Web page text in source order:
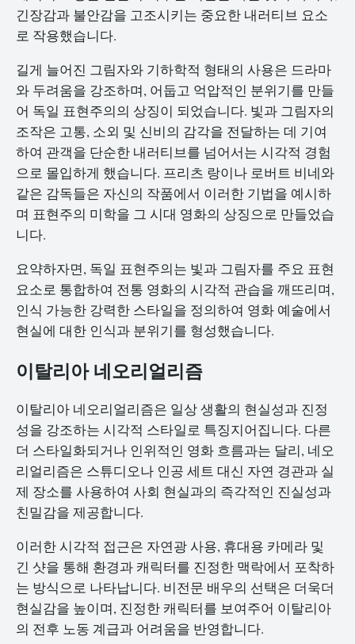
긴장감과 불안감을 고조시키는 중요한 내러티브 요소
로 작용했습니다.
길게 늘어진 그림자와 기하학적 형태의 사용은 드라마
와 두려움을 강조하며, 어둡고 억압적인 분위기를 만들
어 독일 표현주의의 상징이 되었습니다. 빛과 그림자의
조작은 고통, 소외 및 신비의 감각을 전달하는 데 기여
하여 관객을 단순한 내러티브를 넘어서는 시각적 경험
으로 몰입하게 했습니다. 프리츠 랑이나 로버트 비네와
같은 감독들은 자신의 작품에서 이러한 기법을 예시하
며 표현주의 미학을 그 시대 영화의 상징으로 만들었습
니다.
요약하자면, 독일 표현주의는 빛과 그림자를 주요 표현
요소로 통합하여 전통 영화의 시각적 관습을 깨뜨리며,
인식 가능한 강력한 스타일을 정의하여 영화 예술에서
현실에 대한 인식과 분위기를 형성했습니다.
이탈리아 네오리얼리즘
이탈리아 네오리얼리즘은 일상 생활의 현실성과 진정
성을 강조하는 시각적 스타일로 특징지어집니다. 다른
더 스타일화되거나 인위적인 영화 흐름과는 달리, 네오
리얼리즘은 스튜디오나 인공 세트 대신 자연 경관과 실
제 장소를 사용하여 사회 현실과의 즉각적인 진실성과
친밀감을 제공합니다.
이러한 시각적 접근은 자연광 사용, 휴대용 카메라 및
긴 샷을 통해 환경과 캐릭터를 진정한 맥락에서 포착하
는 방식으로 나타납니다. 비전문 배우의 선택은 더욱더
현실감을 높이며, 진정한 캐릭터를 보여주어 이탈리아
의 전후 노동 계급과 어려움을 반영합니다.